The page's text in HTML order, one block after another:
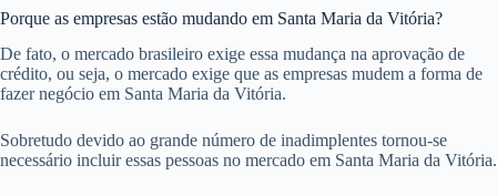
Porque as empresas estão mudando em Santa Maria da Vitória?
De fato, o mercado brasileiro exige essa mudança na aprovação de
crédito, ou seja, o mercado exige que as empresas mudem a forma de
fazer negócio em Santa Maria da Vitória.
Sobretudo devido ao grande número de inadimplentes tornou-se
necessário incluir essas pessoas no mercado em Santa Maria da Vitória.